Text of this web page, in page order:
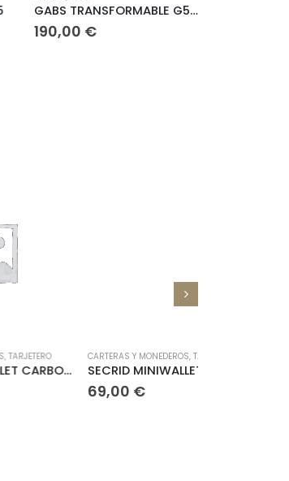
GABS TRANSFORMABLE G500T3-X165
190,00€
SECRID MINIWALLET CARBON
CARTERAS Y MONEDEROS ,TARJETERO
SECRID MINIWALLET MATE